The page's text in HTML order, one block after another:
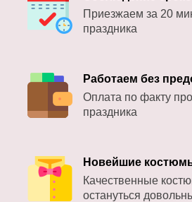
Приезжаем за 20
праздника
Работаем без
Оплата по факту
праздника
Новейшие
Качественные
остануться